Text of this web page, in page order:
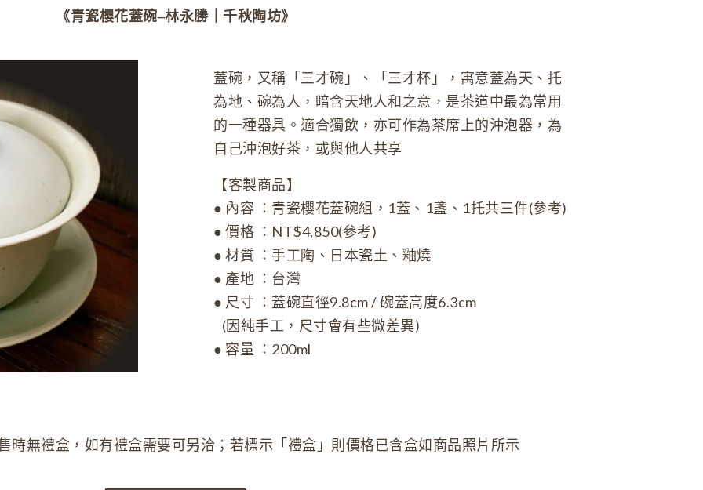
《青瓷櫻花蓋碗–林永勝｜千秋陶坊》
蓋碗，又稱「三才碗」、「三才杯」，寓意蓋為天、托
為地、碗為人，暗含天地人和之意，是茶道中最為常用
的一種器具。適合獨飲，亦可作為茶席上的沖泡器，為
自己沖泡好茶，或與他人共享
【客製商品】
● 內容 ：青瓷櫻花蓋碗組，1蓋、1盞、1托共三件(參考)
● 價格 ：NT$4,850(參考)
● 材質 ：手工陶、日本瓷土、釉燒
● 產地 ：台灣
● 尺寸 ：蓋碗直徑9.8cm / 碗蓋高度6.3cm
(因純手工，尺寸會有些微差異)
● 容量 ：200ml
時無禮盒，如有禮盒需要可另洽；若標示「禮盒」則價格已含盒如商品照片所示